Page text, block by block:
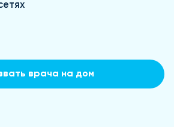
врача на дом